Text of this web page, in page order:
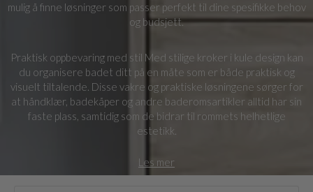
mulig å finne løsninger som passer perfekt til dine spesifikke behov
og budsjett.
Praktisk oppbevaring med stil Med stilige kroker i kule design kan
du organisere badet ditt på en måte som er både praktisk og
visuelt tiltalende. Disse vakre og praktiske løsningene sørger for
at håndklær, badekåper og andre baderomsartikler alltid har sin
faste plass, samtidig som de bidrar til rommets helhetlige
estetikk.
Les mer